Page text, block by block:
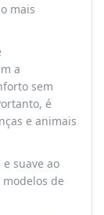
mais
a
sem
é
e animais
suave ao
de